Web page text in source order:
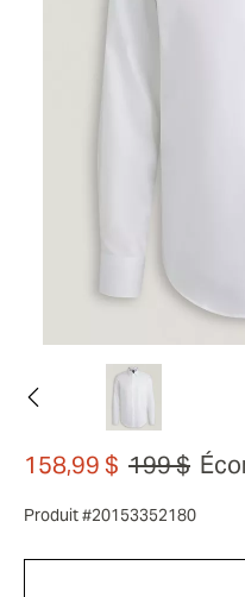
158,99 $ 199 $
Produit #20153352180